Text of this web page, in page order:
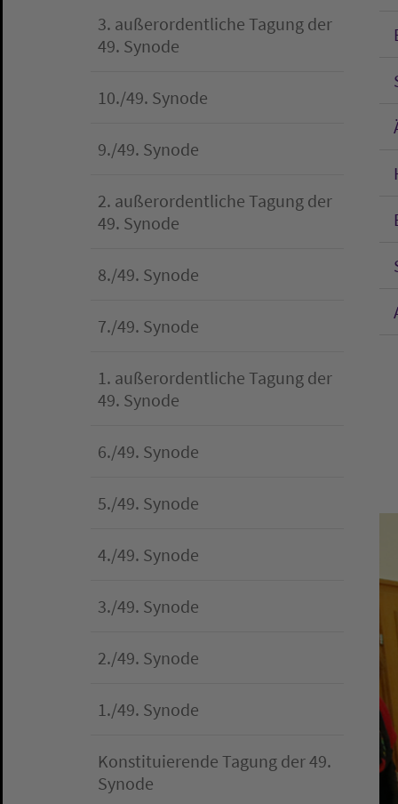
3. außerordentliche Tagung der
49. Synode
10./49. Synode
9./49. Synode
2. außerordentliche Tagung der
49. Synode
8./49. Synode
7./49. Synode
1. außerordentliche Tagung der
49. Synode
6./49. Synode
5./49. Synode
4./49. Synode
3./49. Synode
2./49. Synode
1./49. Synode
Konstituierende Tagung der 49.
Synode